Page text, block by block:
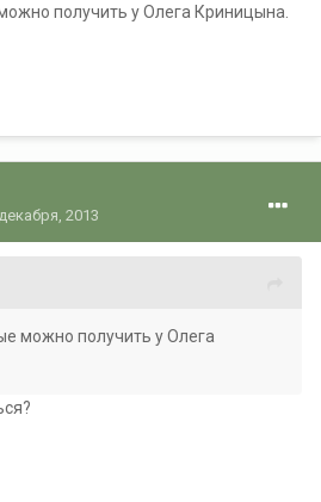
получить у Олега Криницына.
2013
можно получить у Олега